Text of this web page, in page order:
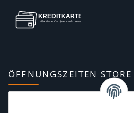
ÖFFNUNGSZEITEN STORE
10:00–13:00, 14:00–18:00 Uhr